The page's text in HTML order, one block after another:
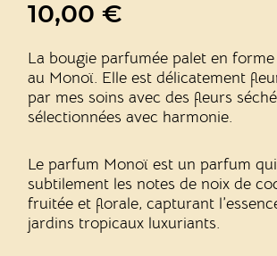
10,00€
La bougie parfumée palet en
au Monoï. Elle est délicatement
par mes soins avec des fleurs
sélectionnées avec harmonie.
Le parfum Monoï est un parfum
subtilement les notes de noix de
fruitée et florale, capturant
jardins tropicaux luxuriants.